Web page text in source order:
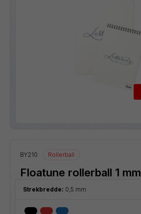
BY210 Rollerball
Floatune rollerball 1 mm
Strekbredde: 0,5 mm